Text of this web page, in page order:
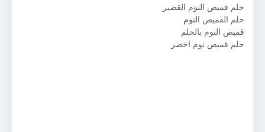
حلم قميص النوم القصير
حلم القميص النوم
قميص النوم بالحلم
حلم قميص نوم اخضر